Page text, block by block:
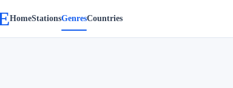
HomeStationsGenresCountries